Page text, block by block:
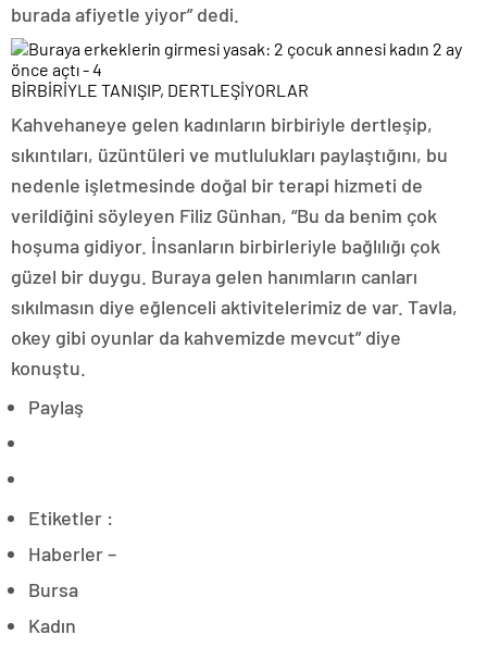
burada afiyetle yiyor” dedi.
BİRBİRİYLE TANIŞIP, DERTLEŞİYORLAR
Kahvehaneye gelen kadınların birbiriyle dertleşip,
sıkıntıları, üzüntüleri ve mutlulukları paylaştığını, bu
nedenle işletmesinde doğal bir terapi hizmeti de
verildiğini söyleyen Filiz Günhan, “Bu da benim çok
hoşuma gidiyor. İnsanların birbirleriyle bağlılığı çok
güzel bir duygu. Buraya gelen hanımların canları
sıkılmasın diye eğlenceli aktivitelerimiz de var. Tavla,
okey gibi oyunlar da kahvemizde mevcut” diye
konuştu.
Paylaş
Etiketler :
Haberler –
Bursa
Kadın